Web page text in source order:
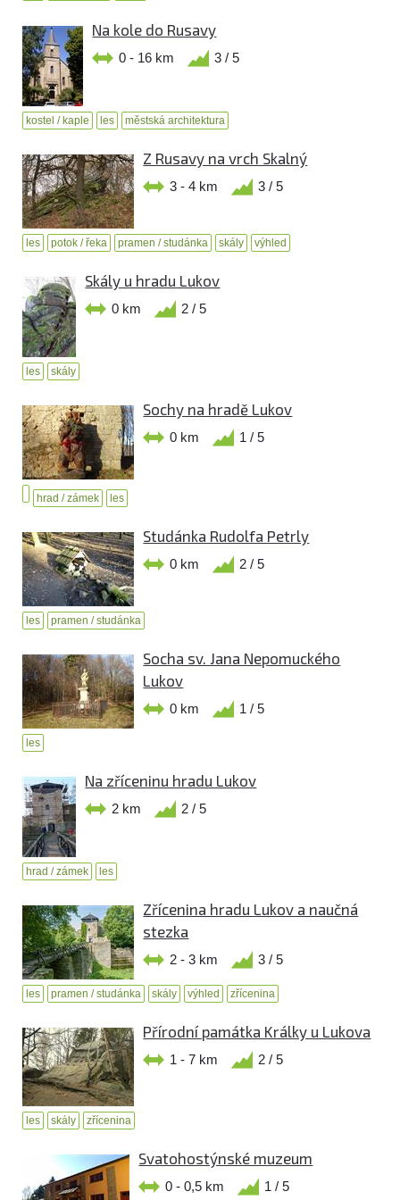
Na kole do Rusavy
0 - 16 km 3 / 5
kostel / kaple les městská architektura
Z Rusavy na vrch Skalný
3 - 4 km 3 / 5
les potok / řeka pramen / studánka skály výhled
Skály u hradu Lukov
0 km 2 / 5
les skály
Sochy na hradě Lukov
0 km 1 / 5
hrad / zámek les
Studánka Rudolfa Petrly
0 km 2 / 5
les pramen / studánka
Socha sv. Jana Nepomuckého
Lukov
0 km 1 / 5
les
Na zříceninu hradu Lukov
2 km 2 / 5
hrad / zámek les
Zřícenina hradu Lukov a naučná
stezka
2 - 3 km 3 / 5
les pramen / studánka skály výhled zřícenina
Přírodní památka Králky u Lukova
1 - 7 km 2 / 5
les skály zřícenina
Svatohostýnské muzeum
0 - 0,5 km 1 / 5